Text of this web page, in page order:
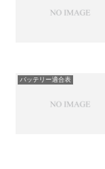
バッテリー適合表